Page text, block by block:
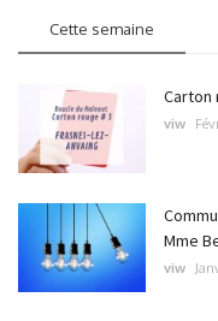
Cette semaine
Carton
viw
Mme
viw